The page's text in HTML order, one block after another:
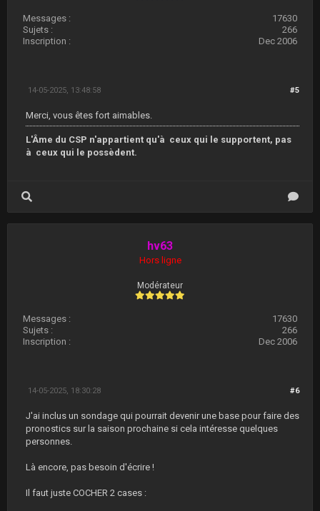
Messages :
17630
Sujets :
266
Inscription :
Dec 2006
#5
14-05-2025, 13:48:58
Merci, vous êtes fort aimables.
L'Âme du CSP n'appartient qu'à ceux qui le supportent, pas
à ceux qui le possèdent.
hv63
Hors ligne
Modérateur
Messages :
17630
Sujets :
266
Inscription :
Dec 2006
#6
14-05-2025, 18:30:28
J'ai inclus un sondage qui pourrait devenir une base pour faire des
pronostics sur la saison prochaine si cela intéresse quelques
personnes.
Là encore, pas besoin d'écrire !
Il faut juste COCHER 2 cases :